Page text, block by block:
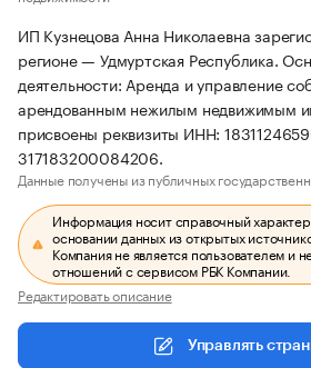
ИП Кузнецова Анна Николаевна
регионе — Удмуртская Республика.
деятельности: Аренда и управление
арендованным нежилым недвижимым
присвоены реквизиты ИНН:
317183200084206.
Данные получены из публичных
Информация носит справочный
основании данных из открытых
Компания не является пользователем и
отношений с сервисом РБК Компании.
Редактировать описание
Управлять